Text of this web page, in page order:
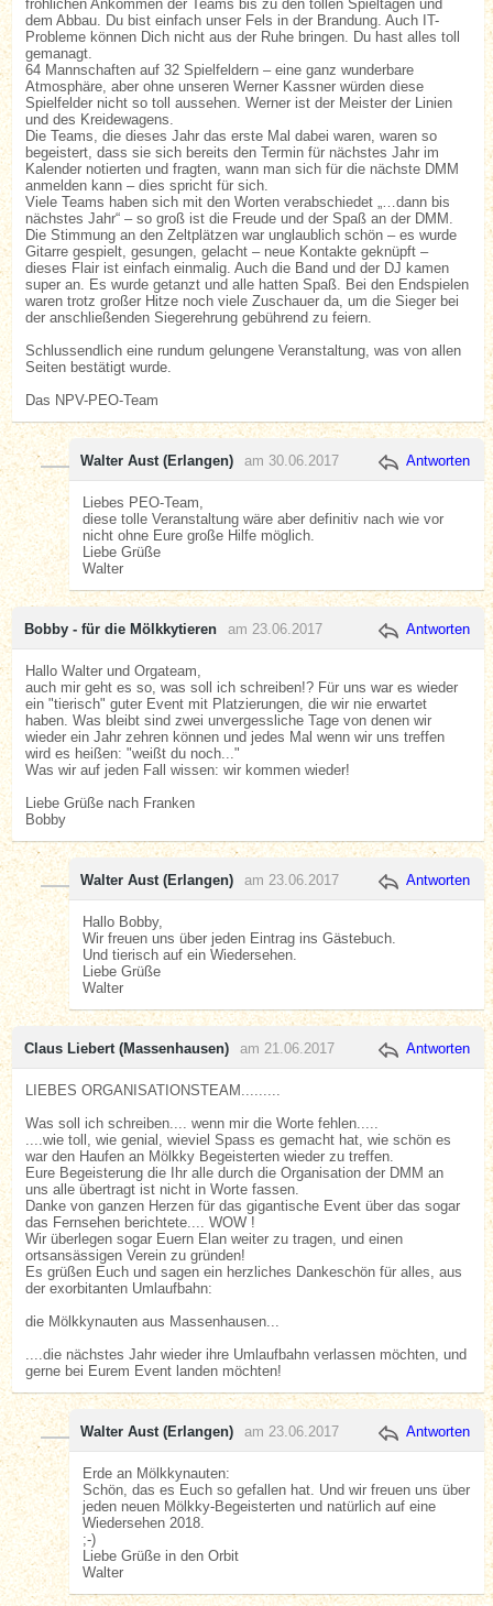
fröhlichen Ankommen der Teams bis zu den tollen Spieltagen und
dem Abbau. Du bist einfach unser Fels in der Brandung. Auch IT-
Probleme können Dich nicht aus der Ruhe bringen. Du hast alles toll
gemanagt.
64 Mannschaften auf 32 Spielfeldern – eine ganz wunderbare
Atmosphäre, aber ohne unseren Werner Kassner würden diese
Spielfelder nicht so toll aussehen. Werner ist der Meister der Linien
und des Kreidewagens.
Die Teams, die dieses Jahr das erste Mal dabei waren, waren so
begeistert, dass sie sich bereits den Termin für nächstes Jahr im
Kalender notierten und fragten, wann man sich für die nächste DMM
anmelden kann – dies spricht für sich.
Viele Teams haben sich mit den Worten verabschiedet „…dann bis
nächstes Jahr“ – so groß ist die Freude und der Spaß an der DMM.
Die Stimmung an den Zeltplätzen war unglaublich schön – es wurde
Gitarre gespielt, gesungen, gelacht – neue Kontakte geknüpft –
dieses Flair ist einfach einmalig. Auch die Band und der DJ kamen
super an. Es wurde getanzt und alle hatten Spaß. Bei den Endspielen
waren trotz großer Hitze noch viele Zuschauer da, um die Sieger bei
der anschließenden Siegerehrung gebührend zu feiern.
Schlussendlich eine rundum gelungene Veranstaltung, was von allen
Seiten bestätigt wurde.
Das NPV-PEO-Team
Walter Aust (Erlangen) am 30.06.2017 Antworten
Liebes PEO-Team,
diese tolle Veranstaltung wäre aber definitiv nach wie vor
nicht ohne Eure große Hilfe möglich.
Liebe Grüße
Walter
Bobby - für die Mölkkytieren am 23.06.2017 Antworten
Hallo Walter und Orgateam,
auch mir geht es so, was soll ich schreiben!? Für uns war es wieder
ein "tierisch" guter Event mit Platzierungen, die wir nie erwartet
haben. Was bleibt sind zwei unvergessliche Tage von denen wir
wieder ein Jahr zehren können und jedes Mal wenn wir uns treffen
wird es heißen: "weißt du noch..."
Was wir auf jeden Fall wissen: wir kommen wieder!
Liebe Grüße nach Franken
Bobby
Walter Aust (Erlangen) am 23.06.2017 Antworten
Hallo Bobby,
Wir freuen uns über jeden Eintrag ins Gästebuch.
Und tierisch auf ein Wiedersehen.
Liebe Grüße
Walter
Claus Liebert (Massenhausen) am 21.06.2017 Antworten
LIEBES ORGANISATIONSTEAM.........
Was soll ich schreiben.... wenn mir die Worte fehlen.....
....wie toll, wie genial, wieviel Spass es gemacht hat, wie schön es
war den Haufen an Mölkky Begeisterten wieder zu treffen.
Eure Begeisterung die Ihr alle durch die Organisation der DMM an
uns alle übertragt ist nicht in Worte fassen.
Danke von ganzen Herzen für das gigantische Event über das sogar
das Fernsehen berichtete.... WOW !
Wir überlegen sogar Euern Elan weiter zu tragen, und einen
ortsansässigen Verein zu gründen!
Es grüßen Euch und sagen ein herzliches Dankeschön für alles, aus
der exorbitanten Umlaufbahn:
die Mölkkynauten aus Massenhausen...
....die nächstes Jahr wieder ihre Umlaufbahn verlassen möchten, und
gerne bei Eurem Event landen möchten!
Walter Aust (Erlangen) am 23.06.2017 Antworten
Erde an Mölkkynauten:
Schön, das es Euch so gefallen hat. Und wir freuen uns über
jeden neuen Mölkky-Begeisterten und natürlich auf eine
Wiedersehen 2018.
;-)
Liebe Grüße in den Orbit
Walter